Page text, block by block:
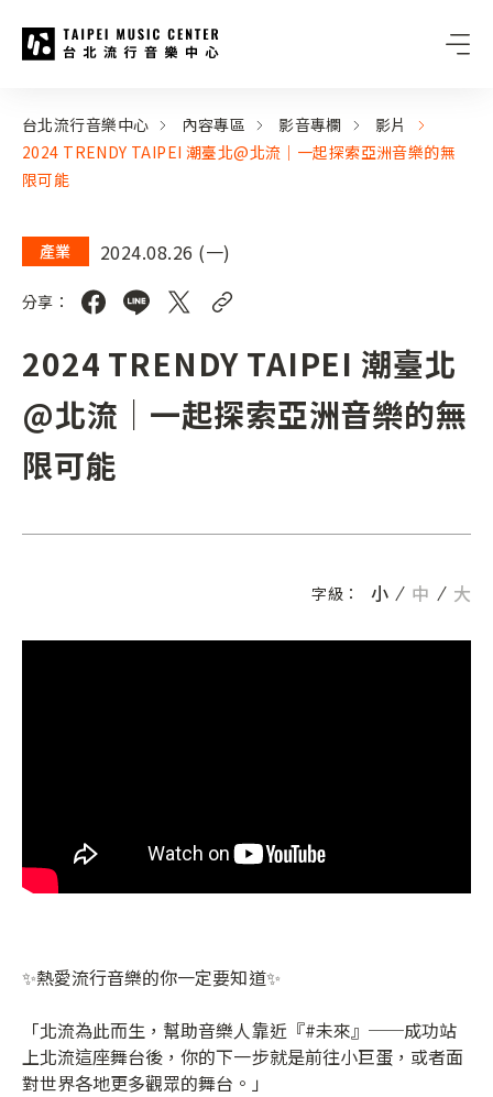
:::
台北流行音樂中心 內容專區 影音專欄
影片
2024 TRENDY TAIPEI 潮臺北@北流｜一起探索亞洲音樂的無
限可能
產業 2024.08.26 (一)
分享：
2024 TRENDY TAIPEI 潮臺北
@北流｜一起探索亞洲音樂的無
限可能
字級： 小 中 大
✨熱愛流行音樂的你一定要知道✨
「北流為此而生，幫助音樂人靠近『#未來』──成功站
上北流這座舞台後，你的下一步就是前往小巨蛋，或者面
對世界各地更多觀眾的舞台。」